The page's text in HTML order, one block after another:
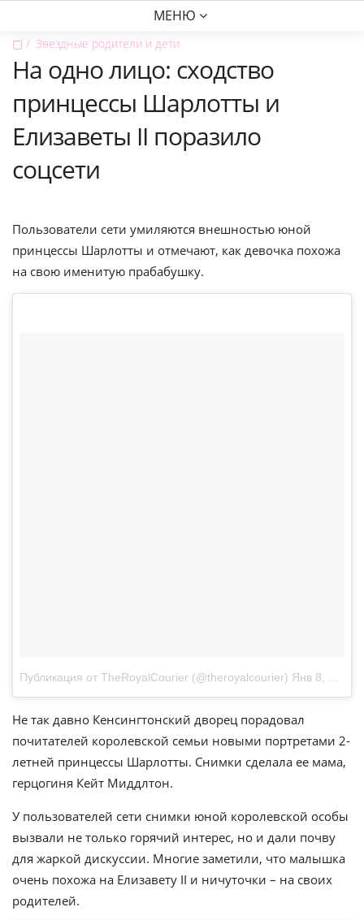
МЕНЮ
▢ Звездные родители и дети
На одно лицо: сходство
принцессы Шарлотты и
Елизаветы ІІ поразило
соцсети
Пользователи сети умиляются внешностью юной
принцессы Шарлотты и отмечают, как девочка похожа
на свою именитую прабабушку.
Публикация от TheRoyalCourier (@theroyalcourier) Янв 8, 2018 at 9:01 PST
Не так давно Кенсингтонский дворец порадовал
почитателей королевской семьи новыми портретами 2-
летней принцессы Шарлотты. Снимки сделала ее мама,
герцогиня Кейт Миддлтон.
У пользователей сети снимки юной королевской особы
вызвали не только горячий интерес, но и дали почву
для жаркой дискуссии. Многие заметили, что малышка
очень похожа на Елизавету II и ничуточки – на своих
родителей.